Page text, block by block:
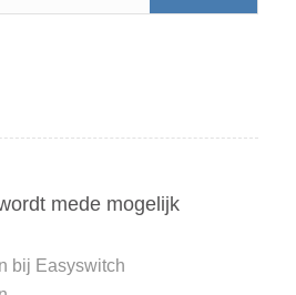
mede mogelijk